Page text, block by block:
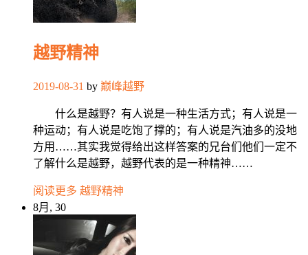
越野精神
2019-08-31 by 巅峰越野
什么是越野？有人说是一种生活方式；有人说是一
种运动；有人说是吃饱了撑的；有人说是汽油多的没地
方用……其实我觉得给出这样答案的兄台们他们一定不
了解什么是越野，越野代表的是一种精神……
阅读更多 越野精神
8月, 30